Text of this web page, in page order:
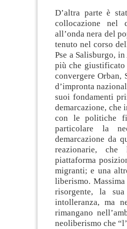
D’altra parte è
collocazione nel
all’onda nera del
tenuto nel corso
Pse a Salisburgo,
più che giustificato
convergere Orban,
d’impronta
suoi fondamenti
demarcazione, che
con le politiche
particolare la
demarcazione da
reazionarie,
piattaforma
migranti; e una
liberismo.
risorgente, la
intolleranza, ma
rimangano
neoliberismo che